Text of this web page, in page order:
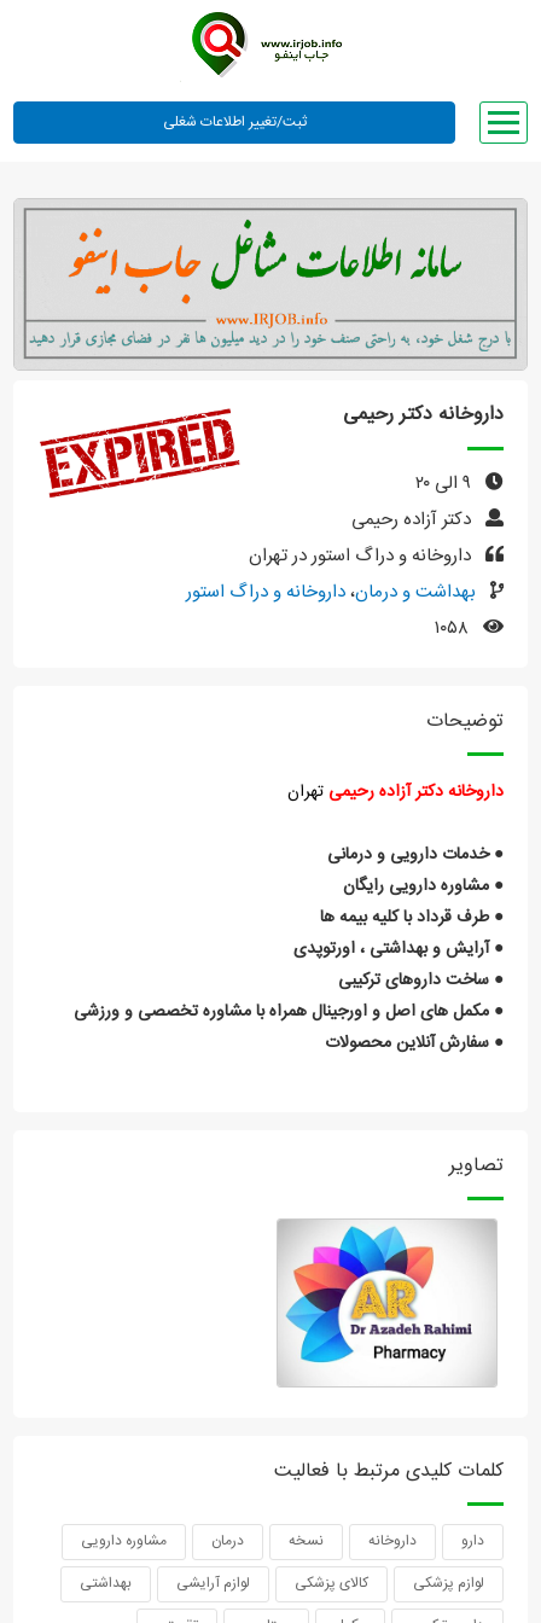
وبلاگ
معرفی ما
تعرفه ها
راهنما
ورود یا عضویت
داروخانه دکتر رحیمی
دکتر آزاده رحیمی
داروخانه و دراگ استور در تهران
بهداشت و درمان،داروخانه و دراگ استور
توضیحات
داروخانه دکتر آزاده رحیمیتهران
● خدمات دارویی و درمانی
● مشاوره دارویی رایگان
● طرف قرداد با کلیه بیمه ها
● آرایش و بهداشتی ، اورتوپدی
● ساخت داروهای ترکیبی
● مکمل های اصل و اورجینال همراه با مشاوره تخصصی و ورزشی
● سفارش آنلاین محصولات
تصاویر
کلمات کلیدی مرتبط با فعالیت
دارو داروخانه نسخه درمان
مشاوره دارویی
لوازم پزشکی
کالای پزشکی لوازم آرایشی
بهداشتی